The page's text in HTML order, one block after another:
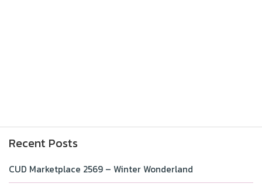
Recent Posts
CUD Marketplace 2569 – Winter Wonderland